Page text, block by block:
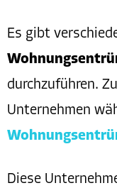
Es gibt
durchzuführen.
Unternehmen
Diese